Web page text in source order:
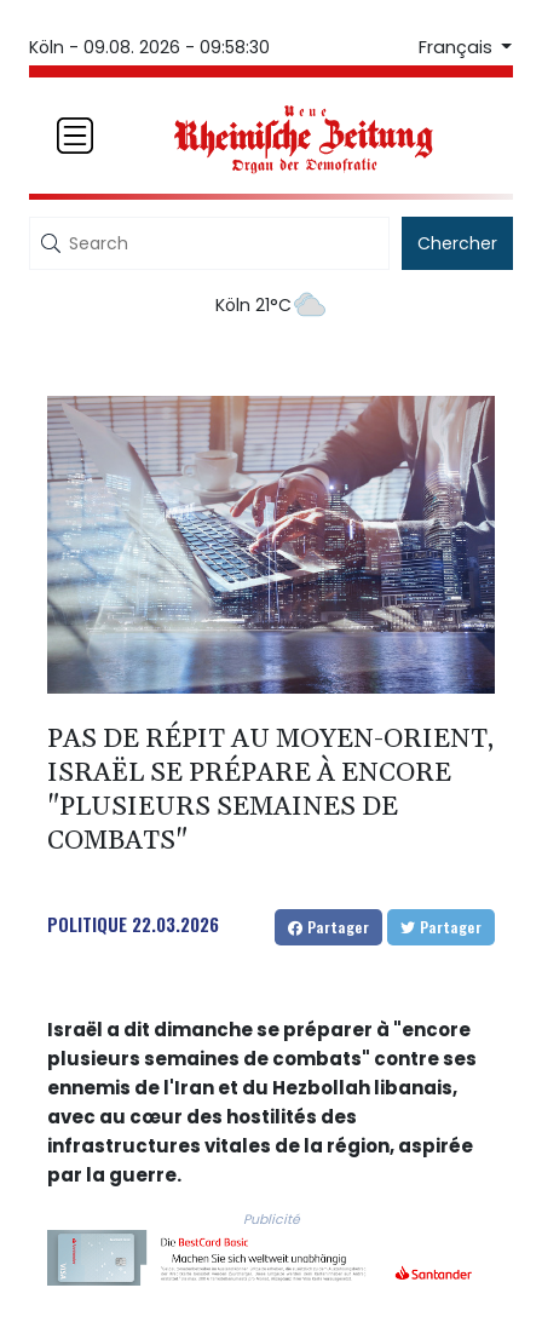
Köln - 09.08. 2026 - 09:58:31 Français
Chercher
Köln 21°C
PAS DE RÉPIT AU MOYEN-ORIENT,
ISRAËL SE PRÉPARE À ENCORE
"PLUSIEURS SEMAINES DE
COMBATS"
POLITIQUE 22.03.2026 Partager Partager
Israël a dit dimanche se préparer à "encore
plusieurs semaines de combats" contre ses
ennemis de l'Iran et du Hezbollah libanais,
avec au cœur des hostilités des
infrastructures vitales de la région, aspirée
par la guerre.
Publicité